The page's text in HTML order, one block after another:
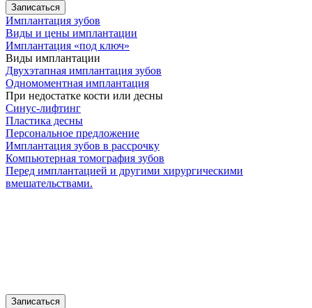
Записаться
Имплантация зубов
Виды и цены имплантации
Имплантация «под ключ»
Виды имплантации
Двухэтапная имплантация зубов
Одномоментная имплантация
При недостатке кости или десны
Синус-лифтинг
Пластика десны
Персональное предложение
Имплантация зубов в рассрочку
Компьютерная томография зубов
Перед имплантацией и другими хирургическими
вмешательствами.
Записаться